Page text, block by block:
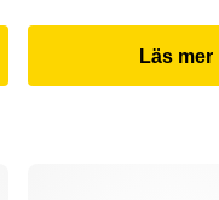
Läs mer